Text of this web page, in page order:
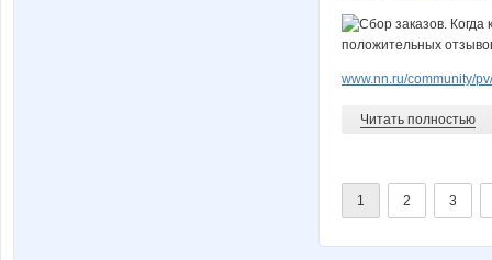
www.nn.ru/community/
Читать полностью
1 2 3